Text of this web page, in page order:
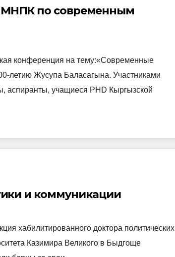
по современным
конференция на тему:«Современные
летию Жусупа Баласагына. Участниками
аспиранты, учащиеся PHD Кыргызской
и коммуникации
хабилитированного доктора политических
Казимира Великого в Быдгоще